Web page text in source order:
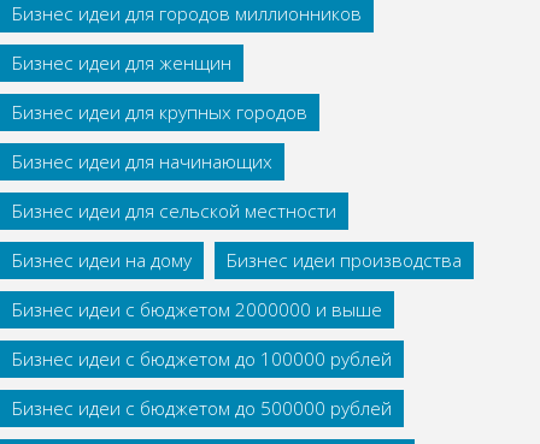
Бизнес идеи для городов миллионников
Бизнес идеи для женщин
Бизнес идеи для крупных городов
Бизнес идеи для начинающих
Бизнес идеи для сельской местности
Бизнес идеи на дому
Бизнес идеи производства
Бизнес идеи с бюджетом 2000000 и выше
Бизнес идеи с бюджетом до 100000 рублей
Бизнес идеи с бюджетом до 500000 рублей